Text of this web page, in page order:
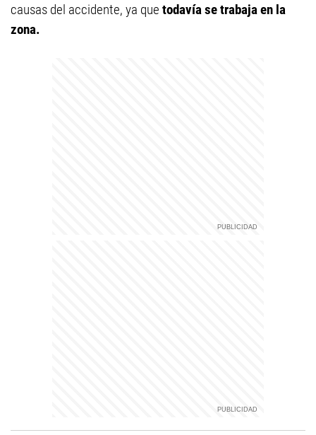
causas del accidente, ya que todavía se trabaja en la
zona.